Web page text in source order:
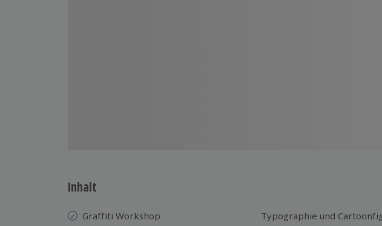
Inhalt
Graffiti Workshop
Typographie und